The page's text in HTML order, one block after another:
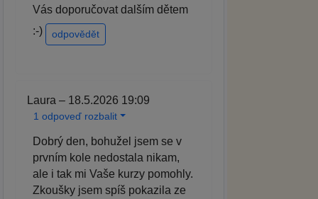
Vás doporučovat dalším dětem
:-)
odpovědět
Laura – 18.5.2026 19:09
1 odpoveď rozbalit
Dobrý den, bohužel jsem se v
prvním kole nedostala nikam,
ale i tak mi Vaše kurzy pomohly.
Zkoušky jsem spíš pokazila ze